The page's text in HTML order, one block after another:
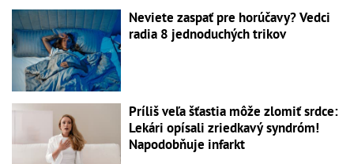
Neviete zaspať pre horúčavy? Vedci
radia 8 jednoduchých trikov
Príliš veľa šťastia môže zlomiť srdce:
Lekári opísali zriedkavý syndróm!
Napodobňuje infarkt